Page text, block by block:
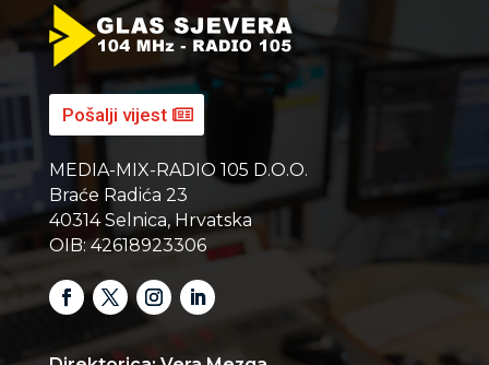
Pošalji vijest
MEDIA-MIX-RADIO 105 D.O.O.
Braće Radića 23
40314 Selnica, Hrvatska
OIB: 42618923306